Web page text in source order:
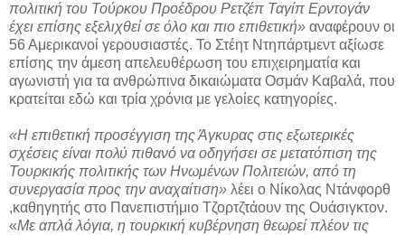
πολιτική του Τούρκου Προέδρου Ρετζέπ Ταγίπ Ερντογάν
έχει επίσης εξελιχθεί σε όλο και πιο επιθετική» αναφέρουν οι
56 Αμερικανοί γερουσιαστές. Το Στέητ Ντηπάρτμεντ αξίωσε
επίσης την άμεση απελευθέρωση του επιχειρηματία και
αγωνιστή για τα ανθρώπινα δικαιώματα Οσμάν Καβαλά, που
κρατείται εδώ και τρία χρόνια με γελοίες κατηγορίες.
«Η επιθετική προσέγγιση της Άγκυρας στις εξωτερικές
σχέσεις είναι πολύ πιθανό να οδηγήσει σε μετατόπιση της
Τουρκικής πολιτικής των Ηνωμένων Πολιτειών, από τη
συνεργασία προς την αναχαίτιση» λέει ο Νίκολας Ντάνφορθ
,καθηγητής στο Πανεπιστήμιο Τζορτζτάουν της Ουάσιγκτον.
«Με απλά λόγια, η τουρκική κυβέρνηση θεωρεί πλέον τις